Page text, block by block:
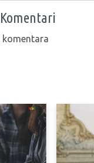
Komentari
komentara